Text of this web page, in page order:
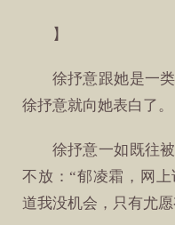
】
徐抒意跟她是一
徐抒意就向她表白了。
徐抒意一如既往
不放：“郁凌霜，网
道我没机会，只有尤